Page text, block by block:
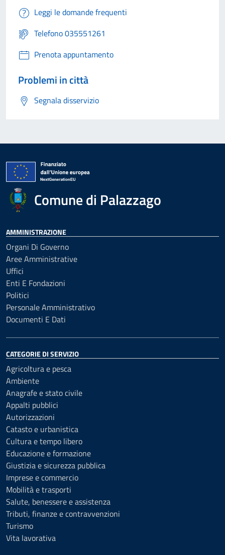
Leggi le domande frequenti
Telefono 035551261
Prenota appuntamento
Problemi in città
Segnala disservizio
Comune di Palazzago
AMMINISTRAZIONE
Organi Di Governo
Aree Amministrative
Uffici
Enti E Fondazioni
Politici
Personale Amministrativo
Documenti E Dati
CATEGORIE DI SERVIZIO
Agricoltura e pesca
Ambiente
Anagrafe e stato civile
Appalti pubblici
Autorizzazioni
Catasto e urbanistica
Cultura e tempo libero
Educazione e formazione
Giustizia e sicurezza pubblica
Imprese e commercio
Mobilità e trasporti
Salute, benessere e assistenza
Tributi, finanze e contravvenzioni
Turismo
Vita lavorativa